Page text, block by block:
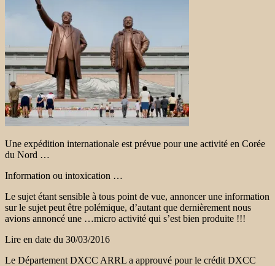
Une expédition internationale est prévue pour une activité en Corée
du Nord …
Information ou intoxication …
Le sujet étant sensible à tous point de vue, annoncer une information
sur le sujet peut être polémique, d’autant que dernièrement nous
avions annoncé une …micro activité qui s’est bien produite !!!
Lire en date du 30/03/2016
Le Département DXCC ARRL a approuvé pour le crédit DXCC